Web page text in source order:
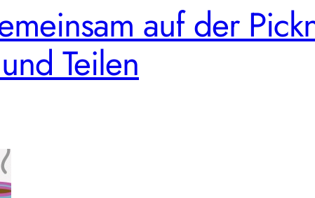
auf der
Teilen